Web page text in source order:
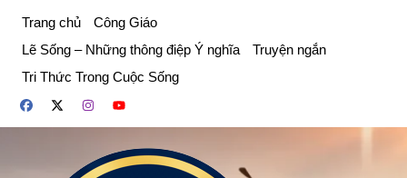
phần
dung
Trang chủ
Công Giáo
Lẽ Sống – Những thông điệp Ý nghĩa
Truyện ngắn
Tri Thức Trong Cuộc Sống